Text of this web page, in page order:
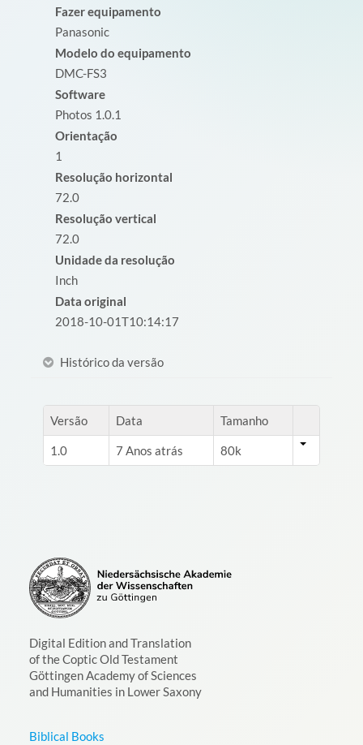
Fazer equipamento
Panasonic
Modelo do equipamento
DMC-FS3
Software
Photos 1.0.1
Orientação
1
Resolução horizontal
72.0
Resolução vertical
72.0
Unidade da resolução
Inch
Data original
2018-10-01T10:14:17
Histórico da versão
Versão Data Tamanho
1.0 7 Anos atrás 80k
Digital Edition and Translation
of the Coptic Old Testament
Göttingen Academy of Sciences
and Humanities in Lower Saxony
Biblical Books